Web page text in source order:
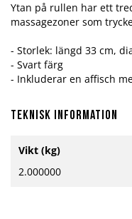
Ytan på rullen har ett
massagezoner som
- Storlek: längd 33 cm,
- Svart färg
- Inkluderar en affisch
Teknisk information
information
Vikt (kg)
2.000000